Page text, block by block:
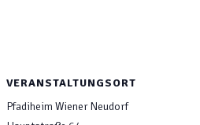
VERANSTALTUNGSORT
Pfadiheim Wiener Neudorf